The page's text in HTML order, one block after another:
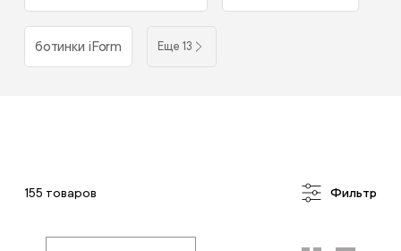
ботинки iForm Еще 13
155 товаров Фильтр